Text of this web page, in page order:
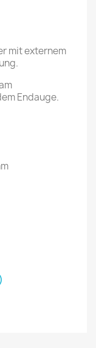
mit externem
Endauge.